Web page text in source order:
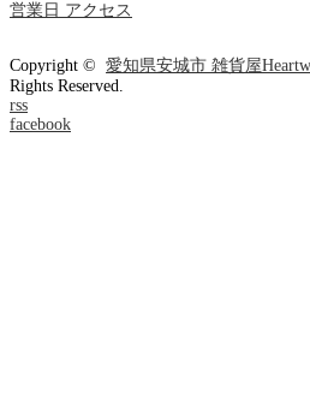
営業日 アクセス
Copyright © 愛知県安城市 雑貨屋
Rights Reserved.
rss
facebook